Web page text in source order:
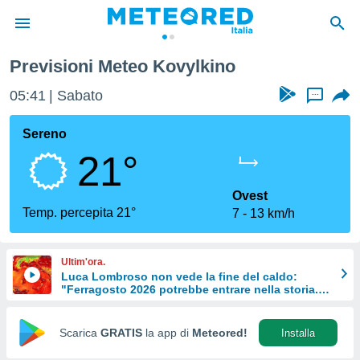
di
per
le
di
Web
Previsioni Meteo Kovylkino
05:41 Sabato ...
Sereno
21°
Temp. percepita 21°
Ovest
7
13 km/h
Ultim'ora.
Luca Lombroso non vede la fine del caldo:
"Ferragosto 2026 potrebbe entrare nella storia.
Scarica GRATIS la app di Meteored! Installa